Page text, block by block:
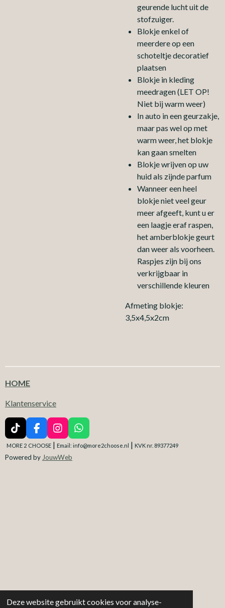
Deze website gebruikt cookies voor analyse-
geurende lucht uit de
stofzuiger.
Blokje enkel of
meerdere op een
schoteltje decoratief
plaatsen
Blokje in kleding
meedragen (LET OP!
Niet bij warm weer)
In auto in een geurzakje,
maar pas wel op met
warm weer, het blokje
kan gaan smelten
Blokje wrijven op uw
huid als zijnde parfum
Wanneer een heel
blokje niet veel geur
meer afgeeft, kunt u er
een laagje eraf raspen,
het amberblokje geurt
dan weer als voorheen.
Raspjes zijn bij ons
verkrijgbaar in
verschillende kleuren
Afmeting blokje:
3,5x4,5x2cm
HOME
Klantenservice
T
i
T
F
a
e
I
n
t
W
h
MORE 2 CHOOSE | Email: info@more2choose.nl | KVK nr. 89377249
Powered by JouwWeb